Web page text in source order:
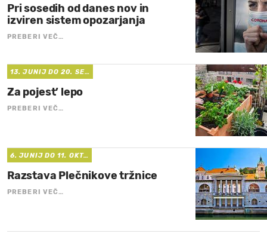
Pri sosedih od danes nov in
izviren sistem opozarjanja
PREBERI VEČ…
13. JUNIJ DO 20. SE…
Za pojest’ lepo
PREBERI VEČ…
6. JUNIJ DO 11. OKT…
Razstava Plečnikove tržnice
PREBERI VEČ…